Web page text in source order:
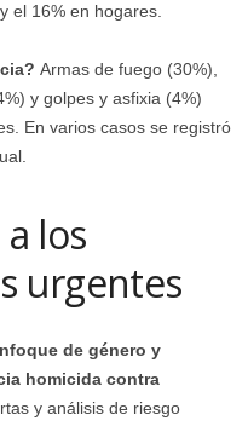
el 16% en hogares.
Armas de fuego (30%),
y golpes y asfixia (4%)
En varios casos se registró
los
urgentes
de género y
homicida contra
y análisis de riesgo